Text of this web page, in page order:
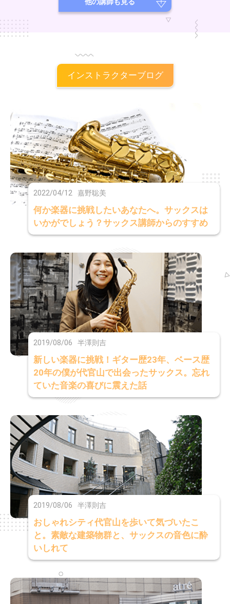
インストラクターブログ
2022/04/12 嘉野聡美
何か楽器に挑戦したいあなたへ。サックスは
いかがでしょう？サックス講師からのすすめ
2019/08/06 半澤則吉
新しい楽器に挑戦！ギター歴23年、ベース歴
20年の僕が代官山で出会ったサックス。忘れ
ていた音楽の喜びに震えた話
2019/08/06 半澤則吉
おしゃれシティ代官山を歩いて気づいたこ
と。素敵な建築物群と、サックスの音色に酔
いしれて